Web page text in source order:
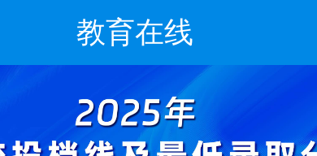
教育在线